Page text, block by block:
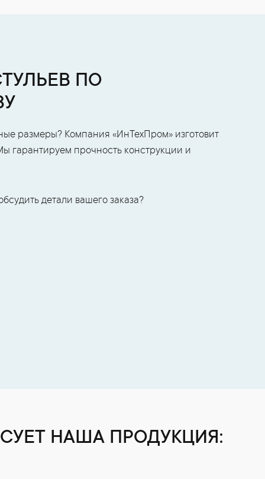
ПО
размеры? Компания «ИнТехПром» изготовит
гарантируем прочность конструкции и
детали вашего заказа?
НАША ПРОДУКЦИЯ: